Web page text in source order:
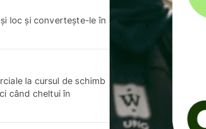
loc și convertește-le în
la cursul de schimb
când cheltui în